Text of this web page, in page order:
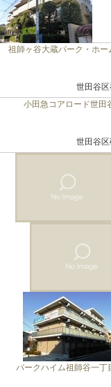
祖師ヶ谷大蔵パーク・ホ
世田谷
小田急コアロード世田
世田谷
パークハイム祖師谷一丁